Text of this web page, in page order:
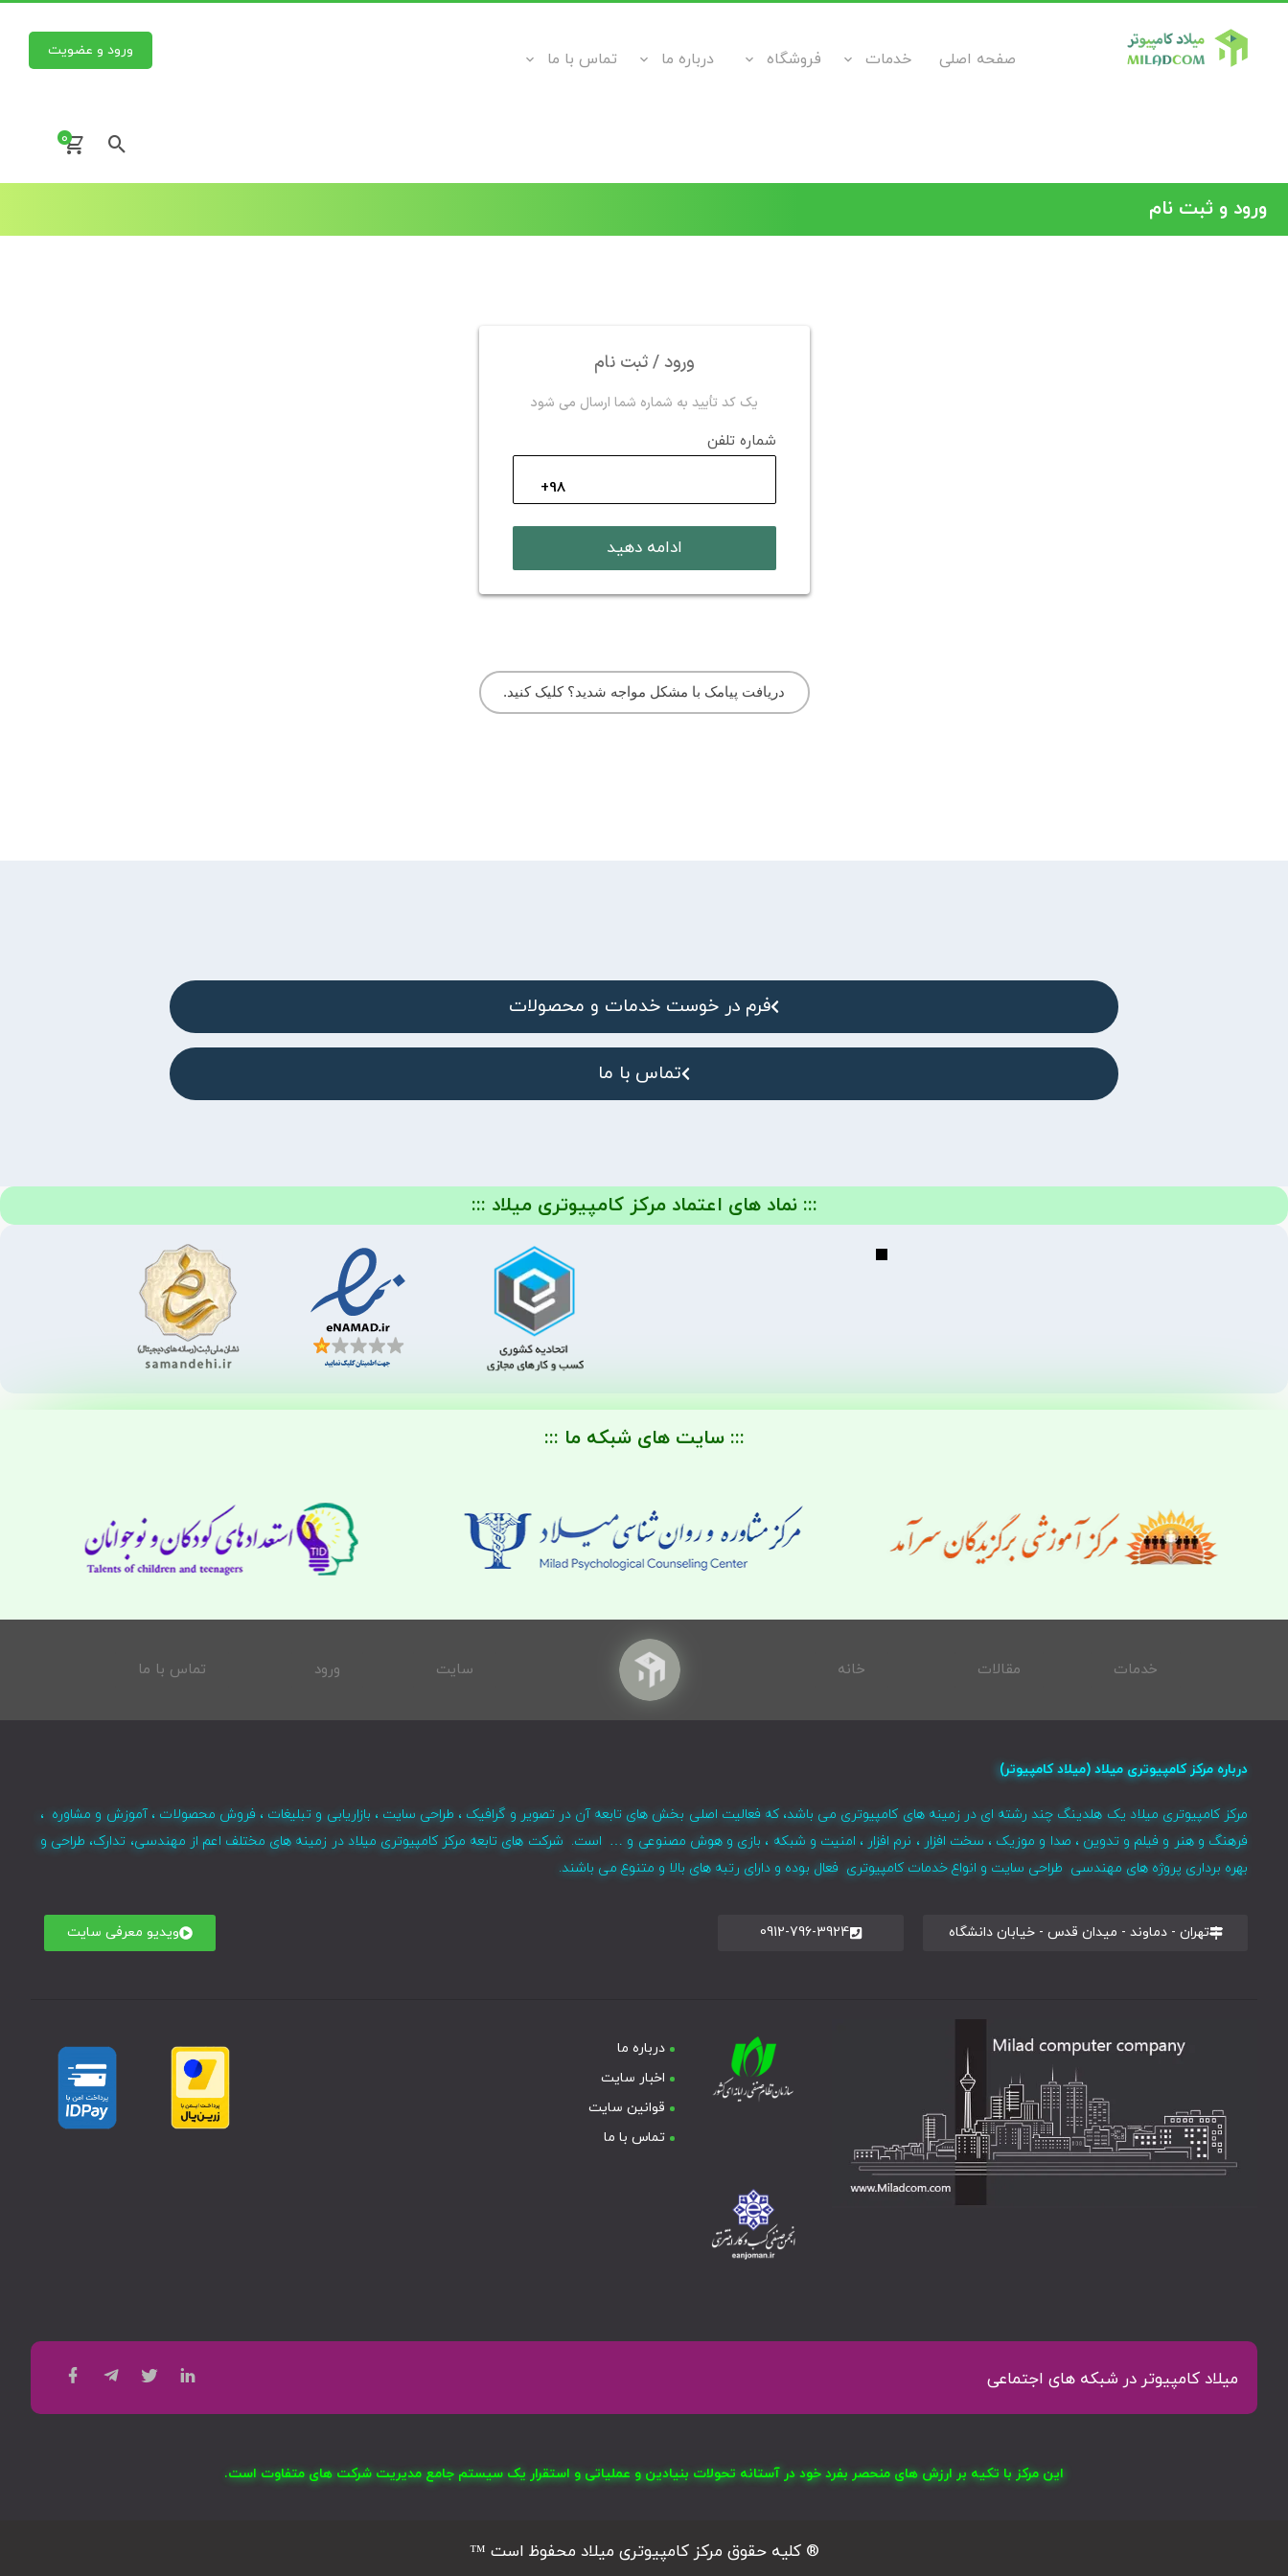
صفحه اصلی خدمات فروشگاه درباره ما تماس با ما ورود و عضویت
0
ورود و ثبت نام
ورود / ثبت نام
یک کد تأیید به شماره شما ارسال می شود
شماره تلفن
ادامه دهید
دریافت پیامک با مشکل مواجه شدید؟ کلیک کنید.
فرم در خوست خدمات و محصولات
تماس با ما
::: نماد های اعتماد مرکز کامپیوتری میلاد :::
::: سایت های شبکه ما :::
خدمات مقالات خانه سایت ورود تماس با ما
درباره مرکز کامپیوتری میلاد (میلاد کامپیوتر)
مرکز کامپیوتری میلاد یک هلدینگ چند رشته ای در زمینه های کامپیوتری می باشد، که فعالیت اصلی بخش های تابعه آن در تصویر و گرافیک ، طراحی سایت ، بازاریابی و تبلیغات ، فروش محصولات ، آموزش و مشاوره ،
فرهنگ و هنر و فیلم و تدوین ، صدا و موزیک ، سخت افزار ، نرم افزار ، امنیت و شبکه ، بازی و هوش مصنوعی و … است. شرکت های تابعه مرکز کامپیوتری میلاد در زمینه های مختلف اعم از مهندسی، تدارک، طراحی و
بهره برداری پروژه های مهندسی طراحی سایت و انواع خدمات کامپیوتری فعال بوده و دارای رتبه های بالا و متنوع می باشند.
تهران - دماوند - میدان قدس - خیابان دانشگاه 0912-796-3924 ویدیو معرفی سایت
درباره ما
اخبار سایت
قوانین سایت
تماس با ما
میلاد کامپیوتر در شبکه های اجتماعی
این مرکز با تکیه بر ارزش های منحصر بفرد خود در آستانه تحولات بنیادین و عملیاتی و استقرار یک سیستم جامع مدیریت شرکت های متفاوت است.
® کلیه حقوق مرکز کامپیوتری میلاد محفوظ است ™